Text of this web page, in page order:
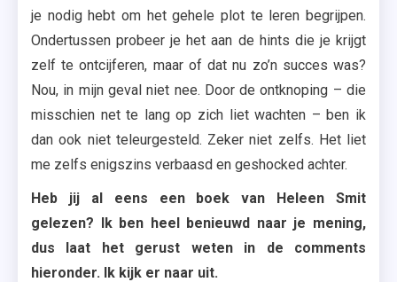
je nodig hebt om het gehele plot te leren begrijpen.
Ondertussen probeer je het aan de hints die je krijgt
zelf te ontcijferen, maar of dat nu zo’n succes was?
Nou, in mijn geval niet nee. Door de ontknoping – die
misschien net te lang op zich liet wachten – ben ik
dan ook niet teleurgesteld. Zeker niet zelfs. Het liet
me zelfs enigszins verbaasd en geshocked achter.
Heb jij al eens een boek van Heleen Smit
gelezen? Ik ben heel benieuwd naar je mening,
dus laat het gerust weten in de comments
hieronder. Ik kijk er naar uit.